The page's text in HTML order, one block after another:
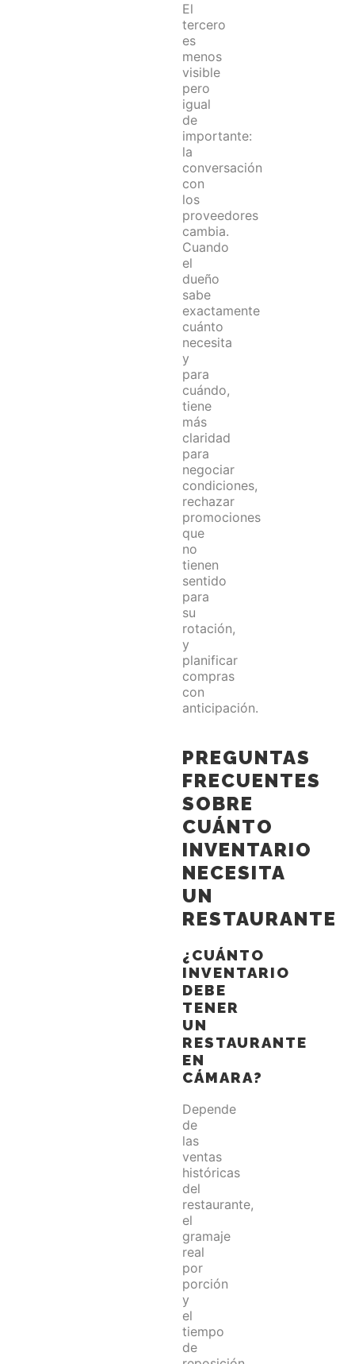
El
tercero
es
menos
visible
pero
igual
de
importante:
la
conversación
con
los
proveedores
cambia.
Cuando
el
dueño
sabe
exactamente
cuánto
necesita
y
para
cuándo,
tiene
más
claridad
para
negociar
condiciones,
rechazar
promociones
que
no
tienen
sentido
para
su
rotación,
y
planificar
compras
con
anticipación.
PREGUNTAS
FRECUENTES
SOBRE
CUÁNTO
INVENTARIO
NECESITA
UN
RESTAURANTE
¿CUÁNTO
INVENTARIO
DEBE
TENER
UN
RESTAURANTE
EN
CÁMARA?
Depende
de
las
ventas
históricas
del
restaurante,
el
gramaje
real
por
porción
y
el
tiempo
de